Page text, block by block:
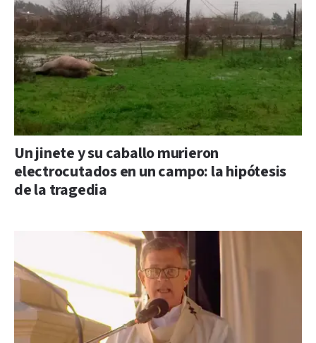
Un jinete y su caballo murieron
electrocutados en un campo: la hipótesis
de la tragedia